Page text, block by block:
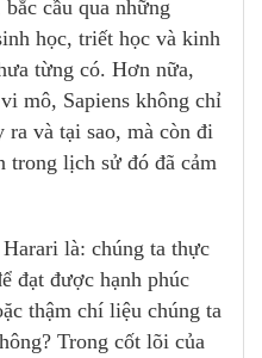
cầu qua những
học, triết học và kinh
từng có. Hơn nữa,
mô, Sapiens không chỉ
ra và tại sao, mà còn đi
trong lịch sử đó đã cảm
là: chúng ta thực
đạt được hạnh phúc
thậm chí liệu chúng ta
Trong cốt lõi của